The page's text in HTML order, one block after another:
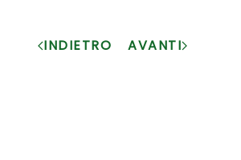
INDIETRO AVANTI